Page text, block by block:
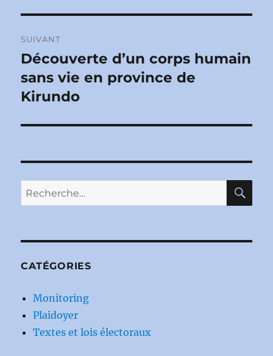
SUIVANT
Publication
suivante :
Découverte d’un corps humain
sans vie en province de
Kirundo
Recherche
pour :
CATÉGORIES
Monitoring
Plaidoyer
Textes et lois électoraux